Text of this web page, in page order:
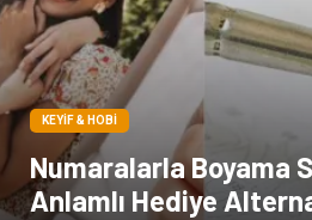
KEYIF & HOBI
Numaralarla Boyama
Anlamlı Hediye